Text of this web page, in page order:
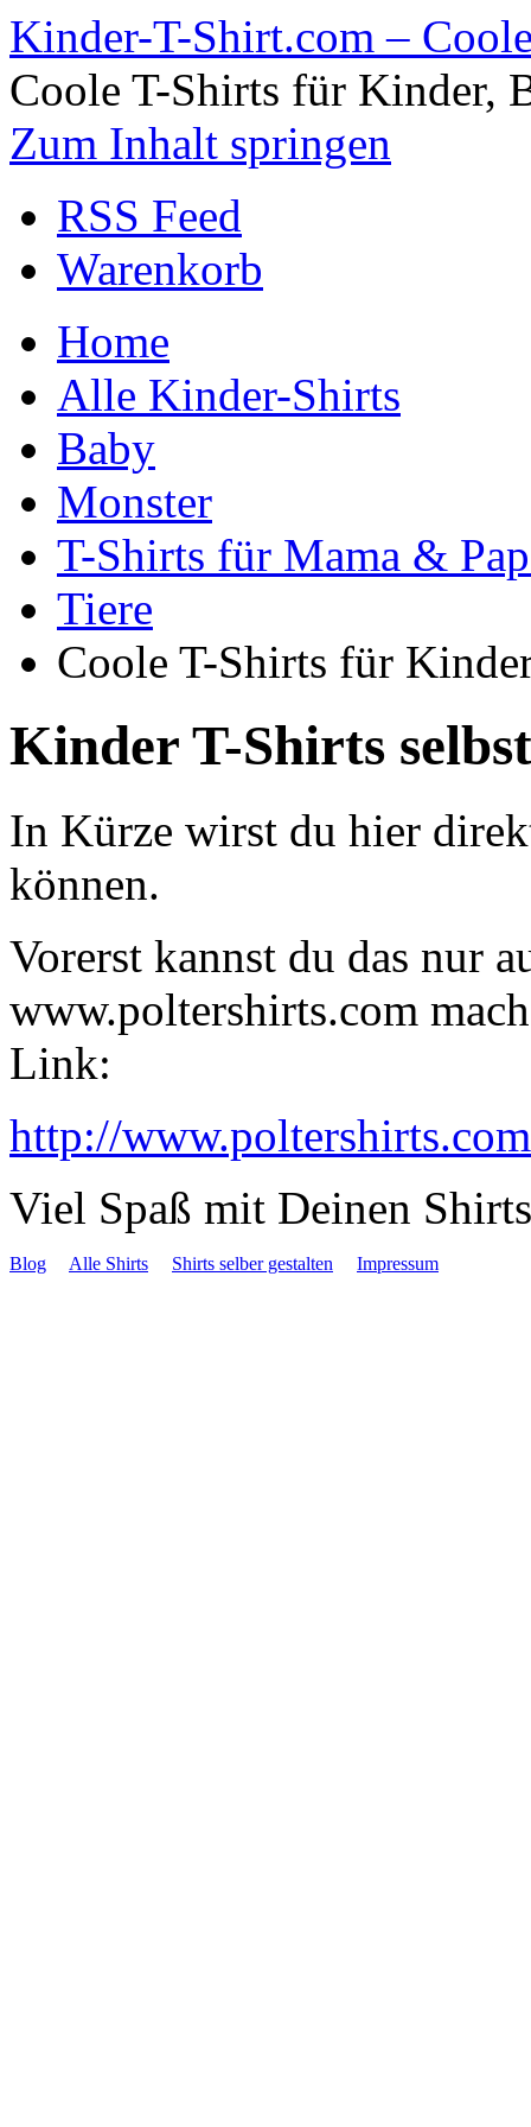
Kinder-T-Shirt.com –
Coole T-Shirts für Kinder,
Zum Inhalt springen
RSS Feed
Warenkorb
Home
Alle Kinder-Shirts
Baby
Monster
T-Shirts für Mama &
Tiere
Coole T-Shirts für
Kinder T-Shirts
In Kürze wirst du hier
können.
Vorerst kannst du das nur
www.poltershirts.com
Link:
http://
Viel Spaß mit Deinen
Blog Alle Shirts Shirts selber gestalten Impressum